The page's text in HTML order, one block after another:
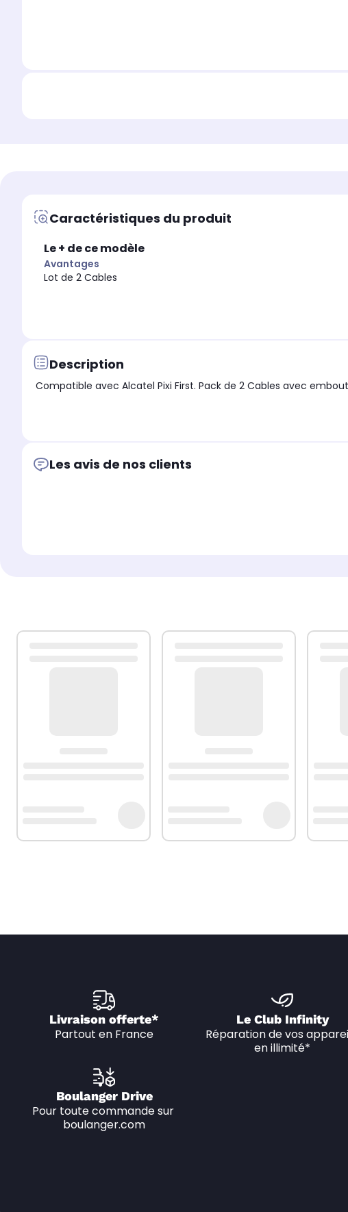
Caractéristiques du produit
Le + de ce modèle
Avantages
Lot de 2 Cables
Description
Compatible avec Alcatel Pixi First. Pack de 2 Cables avec
Les avis de nos clients
Livraison offerte*
Partout en France
Le Club Infinity
Réparation de vos
en illimité*
Boulanger Drive
Pour toute commande sur
boulanger.com